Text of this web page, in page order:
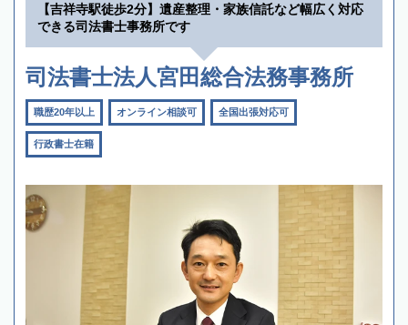
【吉祥寺駅徒歩2分】遺産整理・家族信託など幅広く対応
できる司法書士事務所です
司法書士法人宮田総合法務事務所
職歴20年以上 オンライン相談可 全国出張対応可
行政書士在籍